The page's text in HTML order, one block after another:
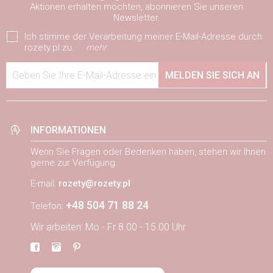
Aktionen erhalten möchten, abonnieren Sie unseren
Newsletter.
Ich stimme der Verarbeitung meiner E-Mail-Adresse durch
rozety.pl zu.
mehr
Geben Sie Ihre E-Mail-Adresse ein MELDEN SIE SICH AN
INFORMATIONEN
Wenn Sie Fragen oder Bedenken haben, stehen wir Ihnen
gerne zur Verfügung.
E-mail: rozety@rozety.pl
Telefon: +48 504 71 88 24
Wir arbeiten: Mo - Fr 8.00 - 15.00 Uhr